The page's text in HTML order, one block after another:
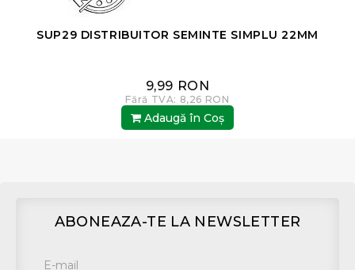
SUP29 DISTRIBUITOR SEMINTE SIMPLU 22MM
9,99 RON
Fără TVA: 8,26 RON
Adaugă în Coş
ABONEAZA-TE LA NEWSLETTER